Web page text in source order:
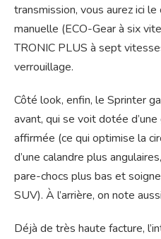
transmission, vous aurez ici
manuelle (ECO-Gear à six
TRONIC PLUS à sept
verrouillage.
Côté look, enfin, le Sprinter
avant, qui se voit dotée
affirmée (ce qui optimise la
d’une calandre plus
pare-chocs plus bas et
SUV). À l’arrière, on note
Déjà de très haute facture,